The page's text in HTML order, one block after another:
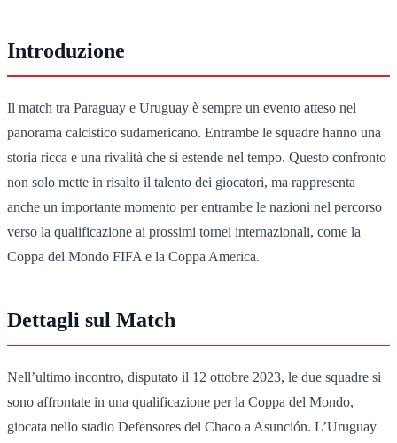
Introduzione
Il match tra Paraguay e Uruguay è sempre un evento atteso nel
panorama calcistico sudamericano. Entrambe le squadre hanno una
storia ricca e una rivalità che si estende nel tempo. Questo confronto
non solo mette in risalto il talento dei giocatori, ma rappresenta
anche un importante momento per entrambe le nazioni nel percorso
verso la qualificazione ai prossimi tornei internazionali, come la
Coppa del Mondo FIFA e la Coppa America.
Dettagli sul Match
Nell’ultimo incontro, disputato il 12 ottobre 2023, le due squadre si
sono affrontate in una qualificazione per la Coppa del Mondo,
giocata nello stadio Defensores del Chaco a Asunción. L’Uruguay